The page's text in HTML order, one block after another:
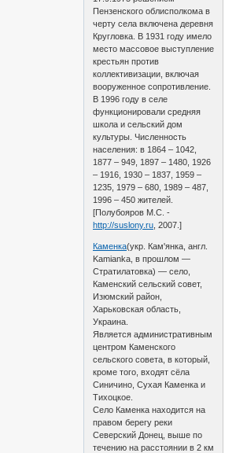
Пензенского облисполкома в
черту села включена деревня
Кругловка. В 1931 году имело
место массовое выступление
крестьян против
коллективизации, включая
вооруженное сопротивление.
В 1996 году в селе
функционировали средняя
школа и сельский дом
культуры. Численность
населения: в 1864 – 1042,
1877 – 949, 1897 – 1480, 1926
– 1916, 1930 – 1837, 1959 –
1235, 1979 – 680, 1989 – 487,
1996 – 450 жителей.
[Полубояров М.С. -
http://suslony.ru , 2007.]
Каменка(укр. Кам'янка, англ.
Kamianka, в прошлом —
Стратилатовка) — село,
Каменский сельский совет,
Изюмский район,
Харьковская область,
Украина.
Является административным
центром Каменского
сельского совета, в который,
кроме того, входят сёла
Синичино, Сухая Каменка и
Тихоцкое.
Село Каменка находится на
правом берегу реки
Северский Донец, выше по
течению на расстоянии в 2 км